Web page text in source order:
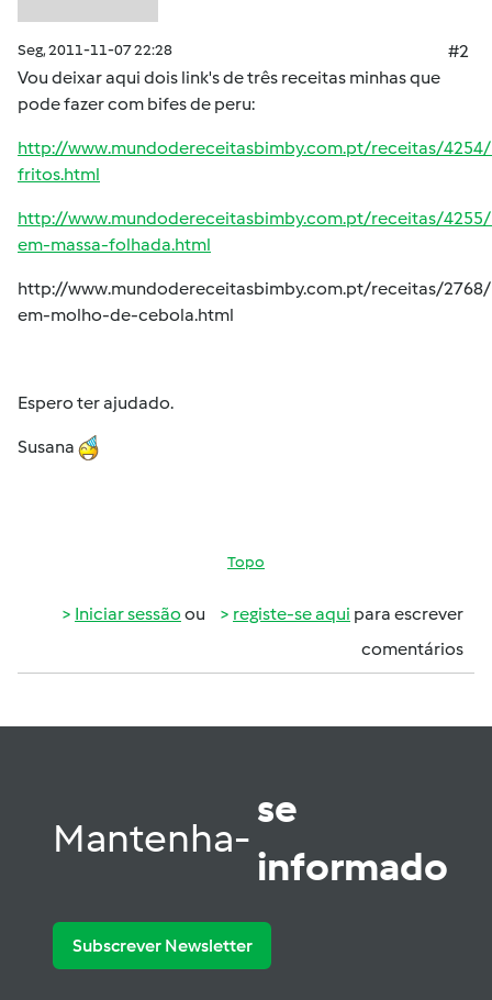
Seg, 2011-11-07 22:28
#2
Vou deixar aqui dois link's de três receitas minhas que
pode fazer com bifes de peru:
http://www.mundodereceitasbimby.com.pt/receitas/
fritos.html
http://www.mundodereceitasbimby.com.pt/receitas/
em-massa-folhada.html
http://www.mundodereceitasbimby.com.pt/receitas/
em-molho-de-cebola.html
Espero ter ajudado.
Susana
Topo
Iniciar sessão ou registe-se aqui para escrever
comentários
Mantenha-
se
informado
Subscrever Newsletter